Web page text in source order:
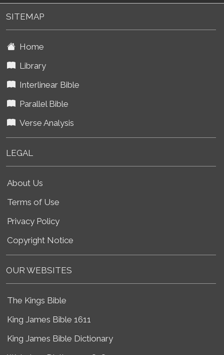
SITEMAP
Home
Library
Interlinear Bible
Parallel Bible
Verse Analysis
LEGAL
About Us
Terms of Use
Privacy Policy
Copyright Notice
OUR WEBSITES
The Kings Bible
King James Bible 1611
King James Bible Dictionary